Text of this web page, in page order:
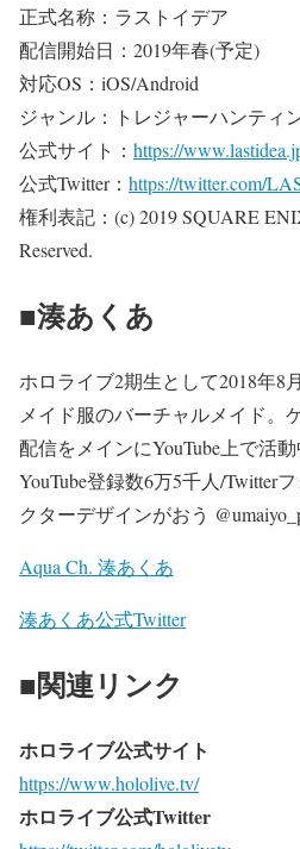
正式名称：ラストイデア
配信開始日：2019年春(予定)
対応OS：iOS/Android
ジャンル：トレジャーハンティ
公式サイト： https://
公式Twitter： https://twitter.com/
権利表記：(c) 2019 SQUARE
Reserved.
■湊あくあ
ホロライブ2期生として2018年8
メイド服のバーチャルメイド。
配信をメインにYouTube上で活
YouTube登録数6万5千人/Twitter
クターデザインがおう
Aqua Ch. 湊あくあ
湊あくあ公式Twitter
■関連リンク
ホロライブ公式サイト
https://www.hololive.tv/
ホロライブ公式Twitter